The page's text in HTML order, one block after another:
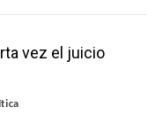
vez el juicio